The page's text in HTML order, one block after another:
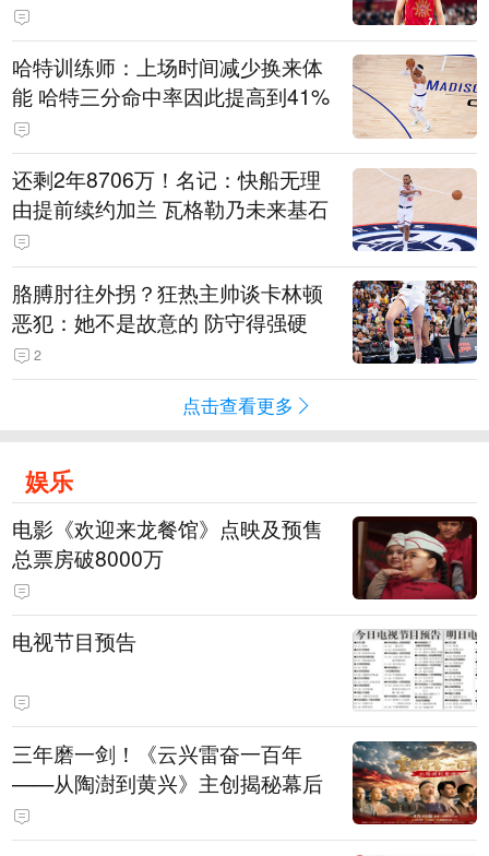
哈特训练师：上场时间减少换来体
能 哈特三分命中率因此提高到41%
还剩2年8706万！名记：快船无理
由提前续约加兰 瓦格勒乃未来基石
胳膊肘往外拐？狂热主帅谈卡林顿
恶犯：她不是故意的 防守得强硬
2
点击查看更多
娱乐
电影《欢迎来龙餐馆》点映及预售
总票房破8000万
电视节目预告
三年磨一剑！《云兴雷奋一百年
——从陶澍到黄兴》主创揭秘幕后